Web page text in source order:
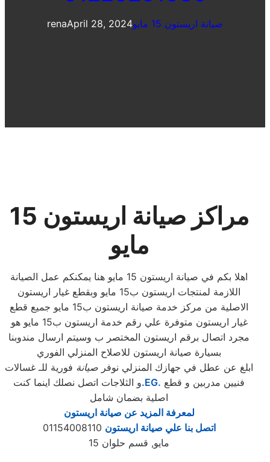
renaApril 28, 2024 صيانة اريستون 15 مايو
مراكز صيانة اريستون 15
مايو
اهلا بكم في صيانة اريستون 15 مايو هنا يمكنكم عمل الصيانة
اللازمة لمنتجات اريستون ب15 مايو وبقطع غيار اريستون
الاصلية من مركز خدمة صيانة اريستون ب15 مايو جميع قطع
غيار اريستون متوفرة علي رقم خدمة اريستون ب15 مايو هو
مجرد اتصال برقم اريستون المختصر ب وسيتم ارسال مندوبنا
بسيارة صيانة اريستون للاصلاح المنزلي الفوري
ابلغ عن عطل في جهازك المنزلي نوفر صيانة فورية للـ غسالات
و الثلاجات اتصل نصلك اينما كنت.EG.
اصلية بضمان شامل
لمعرفة المزيد عن صيانة اريستون
اتصل بنا علي صيانة اريستون
15 مايو, قسم حلوان